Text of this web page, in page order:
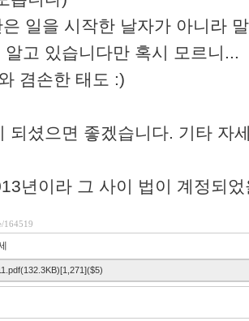
일을 시작한 날자가 아니라
알고 있습니다만 혹시 모르니...
겸손한 태도 :)
되셨으면 좋겠습니다. 기타 자
년이라 그 사이 법이 계정되
164519